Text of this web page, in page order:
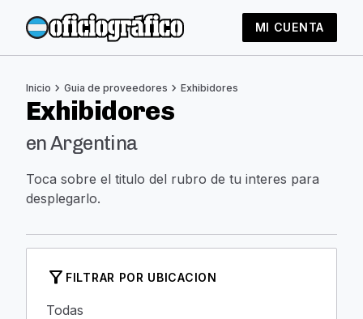
MI CUENTA
Inicio chevron_right Guia de proveedores chevron_right Exhibidores
Exhibidores
en Argentina
Toca sobre el titulo del rubro de tu interes para
desplegarlo.
filter_alt FILTRAR POR UBICACION
Todas